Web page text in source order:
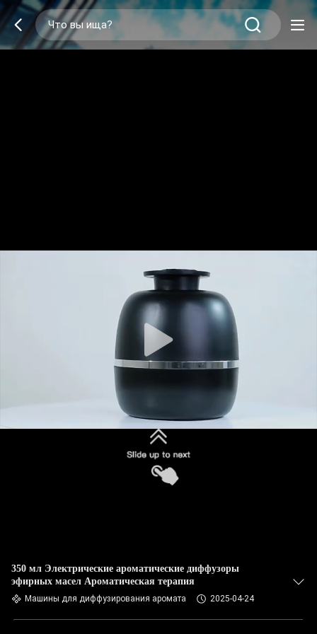
350 мл Электрические ароматические диффузоры
эфирных масел Ароматическая терапия
Машины для диффузирования аромата 2025-04-24